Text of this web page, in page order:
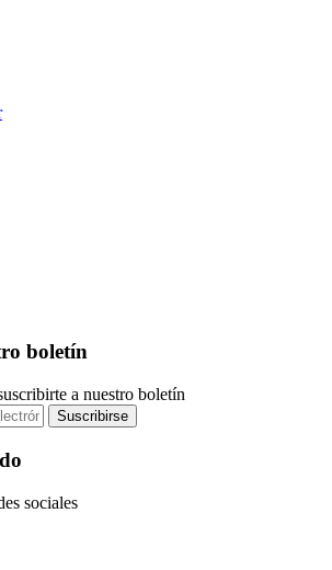
boletín
a nuestro boletín
Suscribirse
sociales